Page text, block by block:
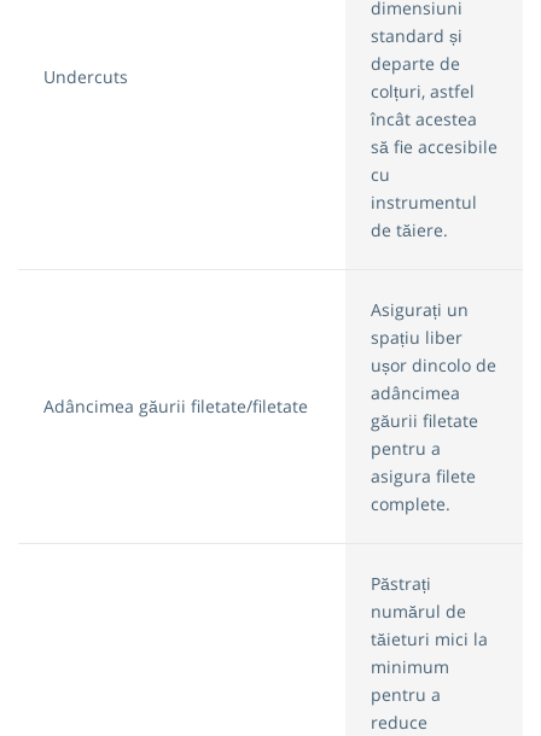
Undercuts
dimensiuni
standard și
departe de
colțuri, astfel
încât acestea
să fie accesibile
cu
instrumentul
de tăiere.
Adâncimea găurii filetate/filetate
Asigurați un
spațiu liber
ușor dincolo de
adâncimea
găurii filetate
pentru a
asigura filete
complete.
Păstrați
numărul de
tăieturi mici la
minimum
pentru a
reduce